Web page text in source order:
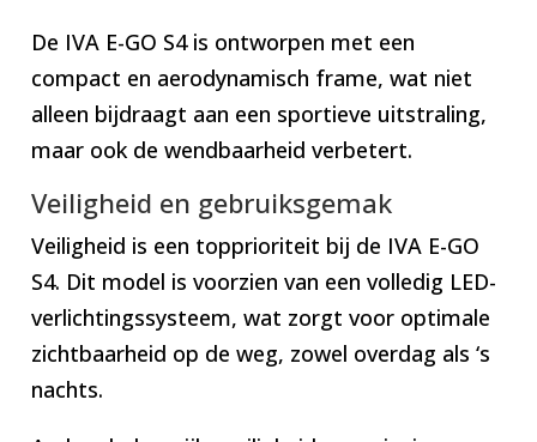
De IVA E-GO S4 is ontworpen met een
compact en aerodynamisch frame, wat niet
alleen bijdraagt aan een sportieve uitstraling,
maar ook de wendbaarheid verbetert.
Veiligheid en gebruiksgemak
Veiligheid is een topprioriteit bij de IVA E-GO
S4. Dit model is voorzien van een volledig LED-
verlichtingssysteem, wat zorgt voor optimale
zichtbaarheid op de weg, zowel overdag als ‘s
nachts.